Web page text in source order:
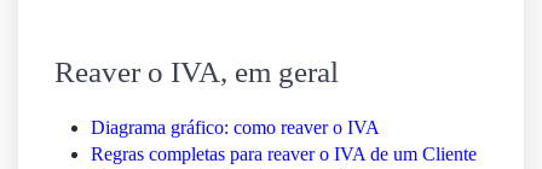
Reaver o IVA, em geral
Diagrama gráfico: como reaver o IVA
Regras completas para reaver o IVA de um Cliente